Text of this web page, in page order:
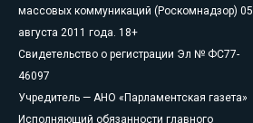
массовых коммуникаций (Роскомнадзор) 05
августа 2011 года. 18+
Свидетельство о регистрации Эл № ФС77-
46097
Учредитель — АНО «Парламентская газета»
Исполняющий обязанности главного